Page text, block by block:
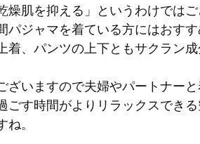
燥肌を抑える」というわけでは
パジャマを着ている方にはおすす
着、パンツの上下ともサクラン成
ざいますので夫婦やパートナー
ごす時間がよりリラックスでき
ね。